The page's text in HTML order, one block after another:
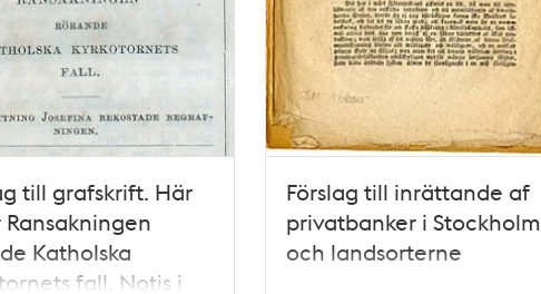
till grafskrift. Här
Katholska
fall. Notis i
Förslag till inrättande af
privatbanker i Stockholm
och landsorterne